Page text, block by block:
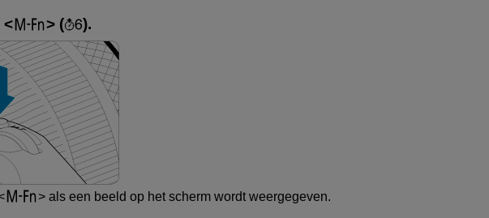
( ).
als een beeld op het scherm wordt weergegeven.